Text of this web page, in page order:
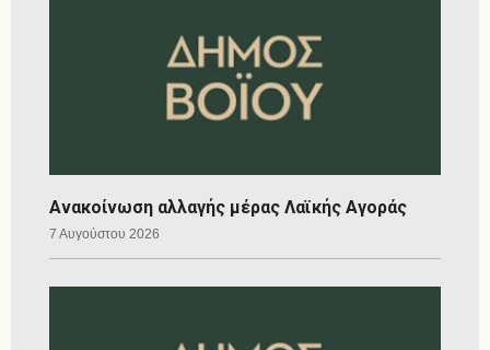
Ανακοίνωση αλλαγής μέρας Λαϊκής Αγοράς
7 Αυγούστου 2026